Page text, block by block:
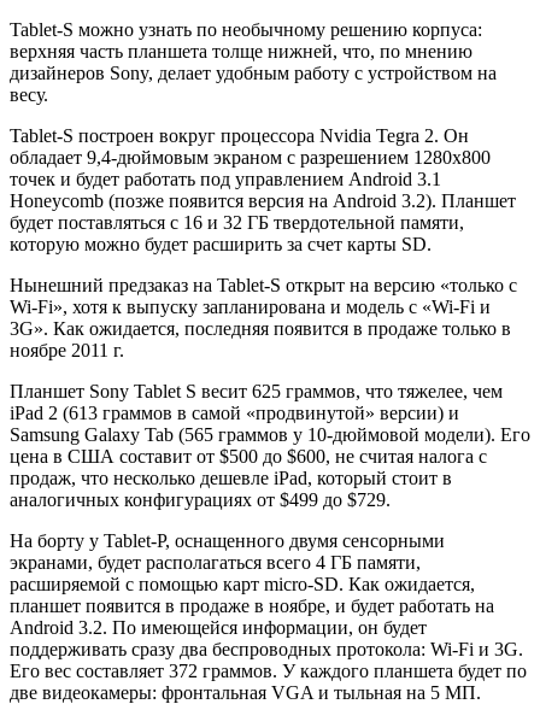
Tablet-S можно узнать по необычному решению корпуса:
верхняя часть планшета толще нижней, что, по мнению
дизайнеров Sony, делает удобным работу с устройством на
весу.
Tablet-S построен вокруг процессора Nvidia Tegra 2. Он
обладает 9,4-дюймовым экраном с разрешением 1280х800
точек и будет работать под управлением Android 3.1
Honeycomb (позже появится версия на Android 3.2). Планшет
будет поставляться с 16 и 32 ГБ твердотельной памяти,
которую можно будет расширить за счет карты SD.
Нынешний предзаказ на Tablet-S открыт на версию «только с
Wi-Fi», хотя к выпуску запланирована и модель с «Wi-Fi и
3G». Как ожидается, последняя появится в продаже только в
ноябре 2011 г.
Планшет Sony Tablet S весит 625 граммов, что тяжелее, чем
iPad 2 (613 граммов в самой «продвинутой» версии) и
Samsung Galaxy Tab (565 граммов у 10-дюймовой модели). Его
цена в США составит от $500 до $600, не считая налога с
продаж, что несколько дешевле iPad, который стоит в
аналогичных конфигурациях от $499 до $729.
На борту у Tablet-P, оснащенного двумя сенсорными
экранами, будет располагаться всего 4 ГБ памяти,
расширяемой с помощью карт micro-SD. Как ожидается,
планшет появится в продаже в ноябре, и будет работать на
Android 3.2. По имеющейся информации, он будет
поддерживать сразу два беспроводных протокола: Wi-Fi и 3G.
Его вес составляет 372 граммов. У каждого планшета будет по
две видеокамеры: фронтальная VGA и тыльная на 5 МП.